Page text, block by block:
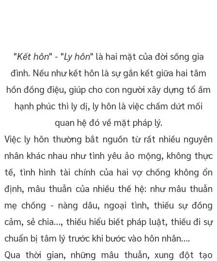
"Kết hôn" - "Ly hôn" là hai mặt của đời sống gia
đình. Nếu như kết hôn là sự gắn kết giữa hai tâm
hồn đồng điệu, giúp cho con người xây dựng tổ ấm
hạnh phúc thì ly dị, ly hôn là việc chấm dứt mối
quan hệ đó về mặt pháp lý.
Việc ly hôn thường bắt nguồn từ rất nhiều nguyên
nhân khác nhau như tình yêu ảo mộng, không thực
tế, tình hình tài chính của hai vợ chồng không ổn
định, mâu thuẫn của nhiều thế hệ: như mâu thuẫn
mẹ chồng - nàng dâu, ngoại tình, thiếu sự đồng
cảm, sẻ chia…, thiếu hiểu biết pháp luật, thiếu đi sự
chuẩn bị tâm lý trước khi bước vào hôn nhân….
Qua thời gian, những mâu thuẫn, xung đột tạo